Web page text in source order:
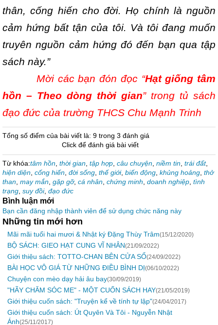
thân, cống hiến cho đời. Họ chính là nguồn
cảm hứng bất tận của tôi. Và tôi đang muốn
truyên nguồn cảm hứng đó đến bạn qua tập
sách này.”
Mời các bạn đón đọc “Hạt giống tâm
hồn – Theo dòng thời gian” trong tủ sách
đạo đức của trường THCS Chu Mạnh Trinh
Tổng số điểm của bài viết là: 9 trong 3 đánh giá
Click để đánh giá bài viết
Từ khóa:tâm hồn thời gian tập hợp câu chuyện niềm tin trái đất,
hiện diện cống hiến đời sống thế giới, biến động khủng hoảng thở
than may mắn gặp gỡ, cá nhân chứng minh doanh nghiệp tình
trạng suy đồi, đạo đức
Bình luận mới
Bạn cần đăng nhập thành viên để sử dụng chức năng này
Những tin mới hơn
Mãi mãi tuổi hai mươi & Nhật ký Đặng Thùy Trâm(15/12/2020)
BỘ SÁCH: GIEO HẠT CUNG VĨ NHÂN(21/09/2022)
Giới thiệu sách: TOTTO-CHAN BÊN CỬA SỔ(24/09/2022)
BÀI HỌC VÔ GIÁ TỪ NHỮNG ĐIỀU BÌNH DỊ(06/10/2022)
Chuyện con mèo dạy hải âu bay(30/09/2019)
"HÃY CHĂM SÓC ME" - MỘT CUỐN SÁCH HAY(21/05/2019)
Giới thiệu cuốn sách: "Truyện kể về tính tự lập"(24/04/2017)
Giới thiệu cuốn sách: Út Quyên Và Tôi - Nguyễn Nhật
Ánh(25/11/2017)